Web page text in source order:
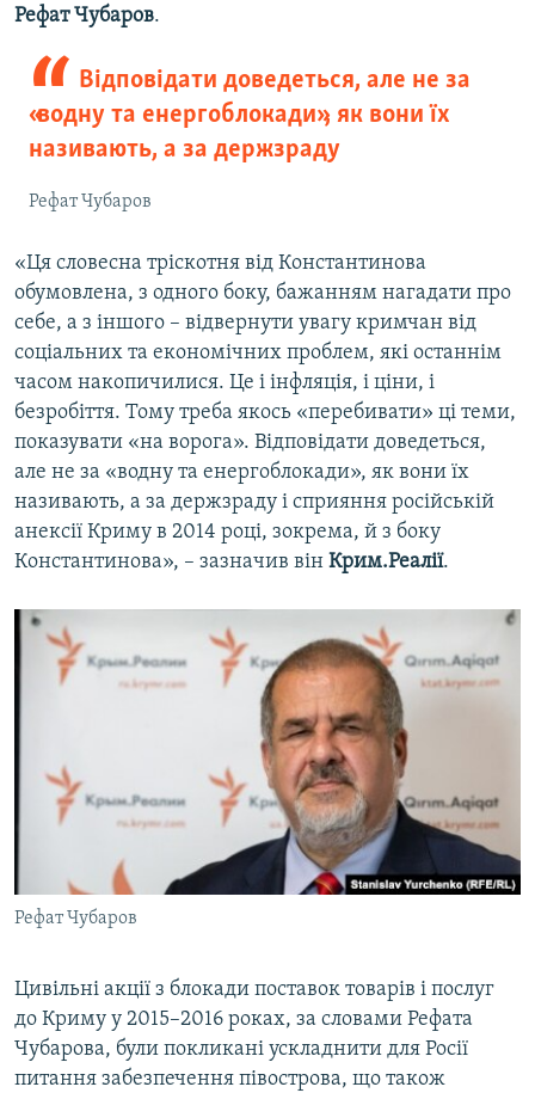
Рефат Чубаров.
Відповідати доведеться, але не за
«водну та енергоблокади», як вони їх
називають, а за держзраду
Рефат Чубаров
«Ця словесна тріскотня від Константинова
обумовлена, з одного боку, бажанням нагадати про
себе, а з іншого – відвернути увагу кримчан від
соціальних та економічних проблем, які останнім
часом накопичилися. Це і інфляція, і ціни, і
безробіття. Тому треба якось «перебивати» ці теми,
показувати «на ворога». Відповідати доведеться,
але не за «водну та енергоблокади», як вони їх
називають, а за держзраду і сприяння російській
анексії Криму в 2014 році, зокрема, й з боку
Константинова», – зазначив він Крим.Реалії.
Рефат Чубаров
Цивільні акції з блокади поставок товарів і послуг
до Криму у 2015–2016 роках, за словами Рефата
Чубарова, були покликані ускладнити для Росії
питання забезпечення півострова, що також